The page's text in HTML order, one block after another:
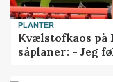
PLANTER
Kvælstofkaos på
såplaner: - Jeg